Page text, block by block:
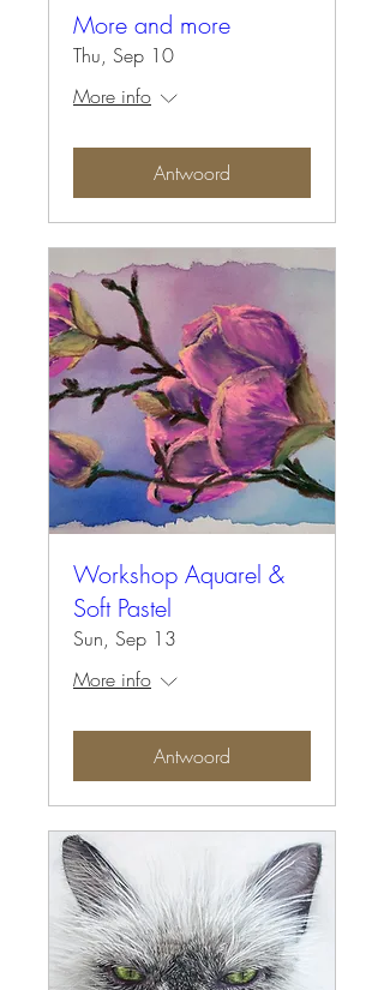
More and more
Thu, Sep 10
More info
Antwoord
Workshop Aquarel &
Soft Pastel
Sun, Sep 13
More info
Antwoord